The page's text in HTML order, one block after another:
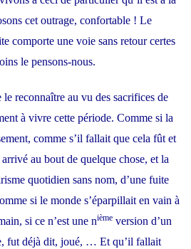
cet outrage, confortable ! Le
comporte une voie sans retour certes
le pensons-nous.
reconnaître au vu des sacrifices de
à vivre cette période. Comme si la
comme s’il fallait que cela fût et
arrivé au bout de quelque chose, et la
quotidien sans nom, d’une fuite
si le monde s’éparpillait en vain à
si ce n’est une nième version d’un
fut déjà dit, joué, … Et qu’il fallait